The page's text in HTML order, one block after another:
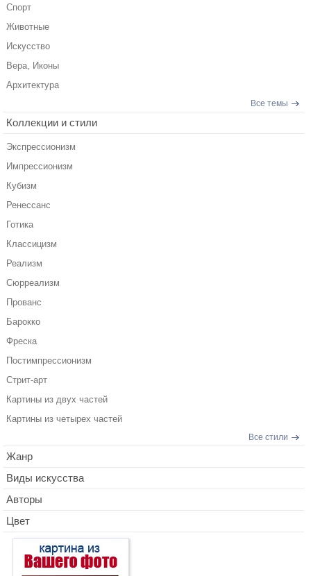
Спорт
Животные
Искусство
Вера, Иконы
Архитектура
Все темы
Коллекции и стили
Экспрессионизм
Импрессионизм
Кубизм
Ренессанс
Готика
Классицизм
Реализм
Сюрреализм
Прованс
Барокко
Фреска
Постимпрессионизм
Стрит-арт
Картины из двух частей
Картины из четырех частей
Все стили
Жанр
Виды искусства
Авторы
Цвет